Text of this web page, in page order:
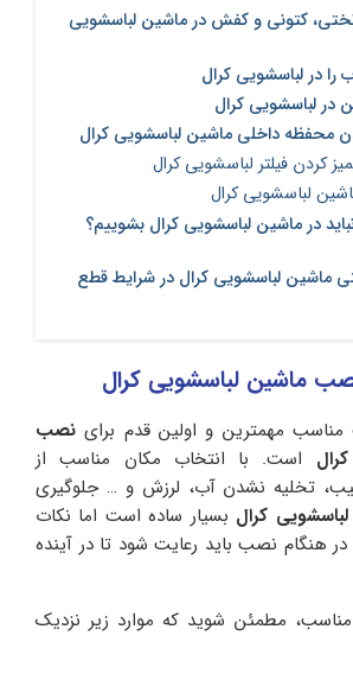
کتونی و کفش در ماشین لباسشویی
را در لباسشویی کرال
لباسشویی کرال
محفظه داخلی ماشین لباسشویی کرال
کردن فیلتر لباسشویی کرال
لباسشویی کرال
در ماشین لباسشویی کرال بشوییم؟
ماشین لباسشویی کرال در شرایط قطع
ماشین لباسشویی کرال
مهمترین و اولین قدم برای نصب
است. با انتخاب مکان مناسب از
تخلیه نشدن آب، لرزش و … جلوگیری
کرال بسیار ساده است اما نکات
هنگام نصب باید رعایت شود تا در آینده
مطمئن شوید که موارد زیر نزدیک